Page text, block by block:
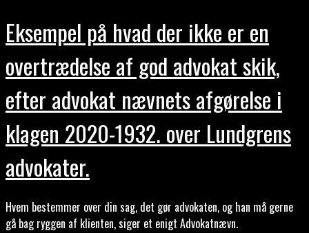
Eksempel på hvad der ikke er en
overtrædelse af god advokat skik,
efter advokat nævnets afgørelse i
klagen 2020-1932. over Lundgrens
advokater.
Hvem bestemmer over din sag, det gør advokaten, og han må gerne
gå bag ryggen af klienten, siger et enigt Advokatnævn.